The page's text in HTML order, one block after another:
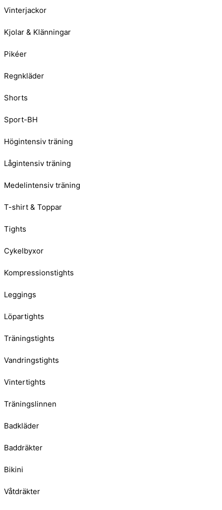
Vinterjackor
Kjolar & Klänningar
Pikéer
Regnkläder
Shorts
Sport-BH
Högintensiv träning
Lågintensiv träning
Medelintensiv träning
T-shirt & Toppar
Tights
Cykelbyxor
Kompressionstights
Leggings
Löpartights
Träningstights
Vandringstights
Vintertights
Träningslinnen
Badkläder
Baddräkter
Bikini
Våtdräkter